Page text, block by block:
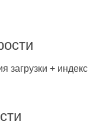
загрузки + индекс